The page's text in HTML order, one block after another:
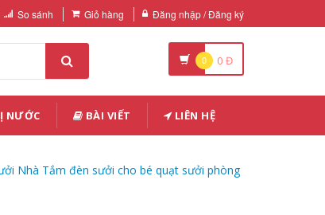
So sánh Giỏ hàng Đăng nhập / Đăng ký
0 0 Đ
NƯỚC BÀI VIẾT LIÊN HỆ
Nhà Tắm đèn sưởi cho bé quạt sưởi phòng